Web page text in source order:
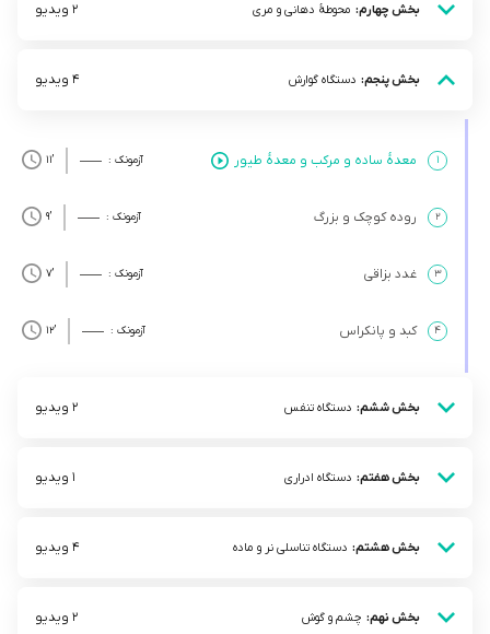
بخش چهارم: محوطۀ دهانی و مری 2 ویدیو
بخش پنجم: دستگاه گوارش 4 ویدیو
۱ معدۀ ساده و مرکب و معدۀ طیور آزمونک : ’11
۲ روده کوچک و بزرگ آزمونک : ’9
۳ غدد بزاقی آزمونک : ’7
۴ کبد و پانکراس آزمونک : ’12
بخش ششم: دستگاه تنفس 2 ویدیو
بخش هفتم: دستگاه ادراری 1 ویدیو
بخش هشتم: دستگاه تناسلی نر و ماده 4 ویدیو
بخش نهم: چشم و گوش 2 ویدیو